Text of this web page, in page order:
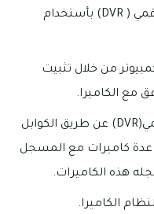
توصيل الكاميرا مع المسجل الرقمي ( DVR) بأستخدام
من خلال تثبيت
مع الكاميرا.
أكتب عنوان ip مع المسجل الرقمي(DVR) عن طريق الكوابل
عدة كاميرات مع المسجل
هذه الكاميرات.
الكاميرا.